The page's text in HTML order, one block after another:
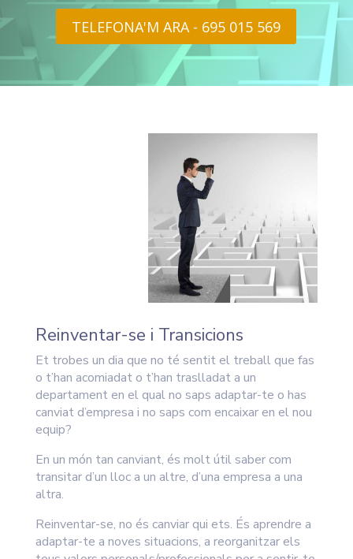
TELEFONA'M ARA - 695 015 569
Reinventar-se i Transicions
Et trobes un dia que no té sentit el treball que fas
o t’han acomiadat o t’han traslladat a un
departament en el qual no saps adaptar-te o has
canviat d’empresa i no saps com encaixar en el nou
equip?
En un món tan canviant, és molt útil saber com
transitar d’un lloc a un altre, d’una empresa a una
altra.
Reinventar-se, no és canviar qui ets. És aprendre a
adaptar-te a noves situacions, a reorganitzar els